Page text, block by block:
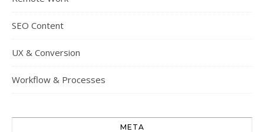
SEO Content
UX & Conversion
Workflow & Processes
META